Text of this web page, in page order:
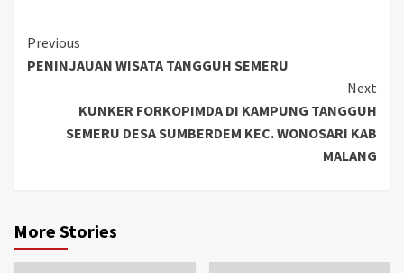
Previous
PENINJAUAN WISATA TANGGUH SEMERU
Next
KUNKER FORKOPIMDA DI KAMPUNG TANGGUH
SEMERU DESA SUMBERDEM KEC. WONOSARI KAB
MALANG
More Stories